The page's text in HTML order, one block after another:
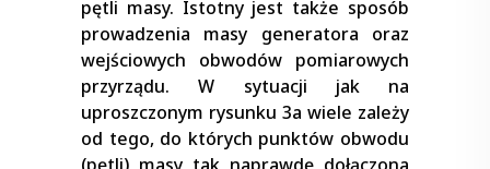
pętli masy. Istotny jest także sposób
prowadzenia masy generatora oraz
wejściowych obwodów pomiarowych
przyrządu. W sytuacji jak na
uproszczonym rysunku 3a wiele zależy
od tego, do których punktów obwodu